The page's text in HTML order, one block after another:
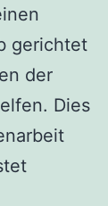
gerichtet
der
Dies